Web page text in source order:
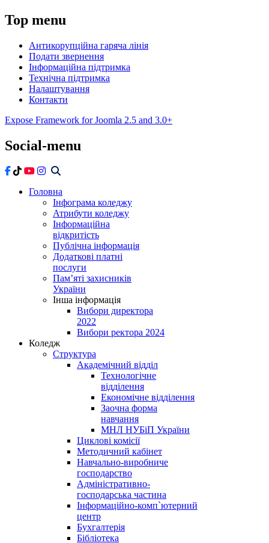
Top menu
Антикорупційна гаряча лінія
Подати звернення
Інформаційна підтримка
Технічна підтримка
Налаштування
Контакти
Expose Framework for Joomla 2.5 and 3.0+
Social-menu
Головна
Інфограма коледжу
Атрибути коледжу
Інформаційна
відкритість
Публічна інформація
Додаткові платні
послуги
Пам’яті захисників
України
Інша інформація
Вибори директора
2022
Вибори ректора 2024
Коледж
Структура
Академічний відділ
Технологічне
відділення
Економічне відділення
Заочна форма
навчання
МНЛ НУБіП України
Циклові комісії
Методичний кабінет
Навчально-виробниче
господарство
Адміністративно-
господарська частина
Інформаційно-комп`ютерний
центр
Бухгалтерія
Бібліотека